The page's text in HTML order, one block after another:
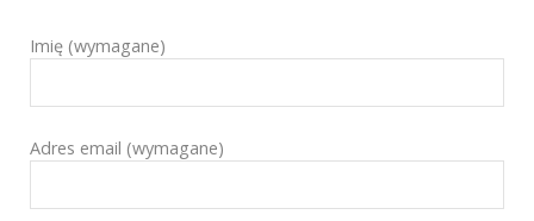
Imię (wymagane)
Adres email (wymagane)